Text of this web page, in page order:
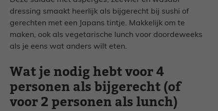
dressing smaakt heerlijk als bijgerecht bij sushi of
gerechten met een Japans tintje. Makkelijk om te
maken, ook als vegetarische lunch voor doordeweeks
als je eens wat anders wilt eten.
Wat je nodig hebt voor 4
personen als bijgerecht (of
voor 2 personen als lunch)